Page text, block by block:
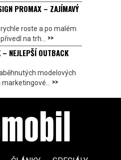
PROMAX – ZAJÍMAVÝ
rychle roste a po malém
na trh... >>
NEJLEPŠÍ OUTBACK
modelových
>>